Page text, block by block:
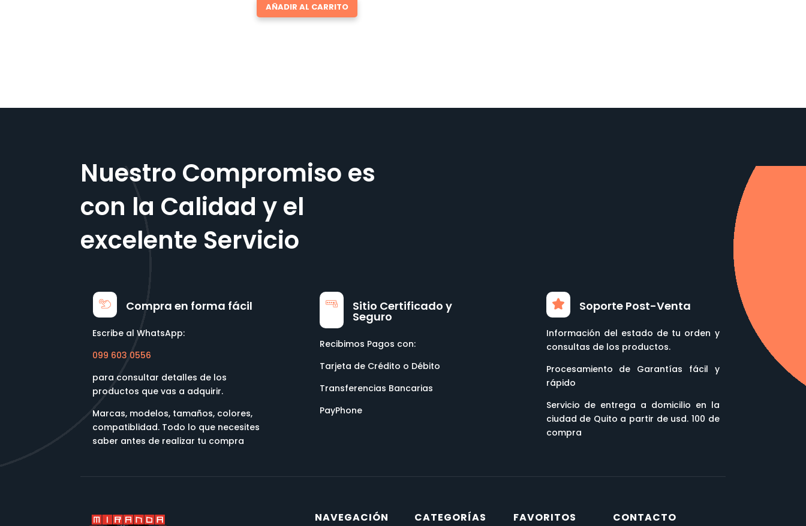
AÑADIR AL CARRITO
Nuestro Compromiso es
con la Calidad y el
excelente Servicio
Compra en forma fácil
Escribe al WhatsApp:
099 603 0556
para consultar detalles de los
productos que vas a adquirir.
Marcas, modelos, tamaños, colores,
compatiblidad. Todo lo que necesites
saber antes de realizar tu compra
Sitio Certificado y
Seguro
Recibimos Pagos con:
Tarjeta de Crédito o Débito
Transferencias Bancarias
PayPhone
Soporte Post-Venta
Información del estado de tu orden y
consultas de los productos.
Procesamiento de Garantías fácil y
rápido
Servicio de entrega a domicilio en la
ciudad de Quito a partir de usd. 100 de
compra
NAVEGACIÓN CATEGORÍAS FAVORITOS CONTACTO